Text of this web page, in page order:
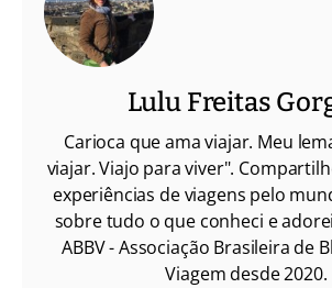
Lulu Freitas
Carioca que ama viajar. Meu
viajar. Viajo para viver".
experiências de viagens pelo
sobre tudo o que conheci e
ABBV - Associação Brasileira de
Viagem desde 2020.